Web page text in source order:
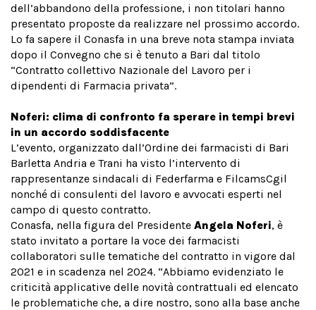
dell’abbandono della professione, i non titolari hanno
presentato proposte da realizzare nel prossimo accordo.
Lo fa sapere il Conasfa in una breve nota stampa inviata
dopo il Convegno che si è tenuto a Bari dal titolo
“Contratto collettivo Nazionale del Lavoro per i
dipendenti di Farmacia privata”.
Noferi: clima di confronto fa sperare in tempi brevi
in un accordo soddisfacente
L’evento, organizzato dall’Ordine dei farmacisti di Bari
Barletta Andria e Trani ha visto l’intervento di
rappresentanze sindacali di Federfarma e FilcamsCgil
nonché di consulenti del lavoro e avvocati esperti nel
campo di questo contratto.
Conasfa, nella figura del Presidente Angela Noferi, è
stato invitato a portare la voce dei farmacisti
collaboratori sulle tematiche del contratto in vigore dal
2021 e in scadenza nel 2024. “Abbiamo evidenziato le
criticità applicative delle novità contrattuali ed elencato
le problematiche che, a dire nostro, sono alla base anche